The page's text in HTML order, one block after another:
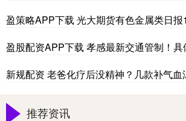
盈策略APP下载 光大期货有色金属类日报
盈股配资APP下载 孝感最新交通管制！
新规配资 老爸化疗后没精神？几款补气血
推荐资讯